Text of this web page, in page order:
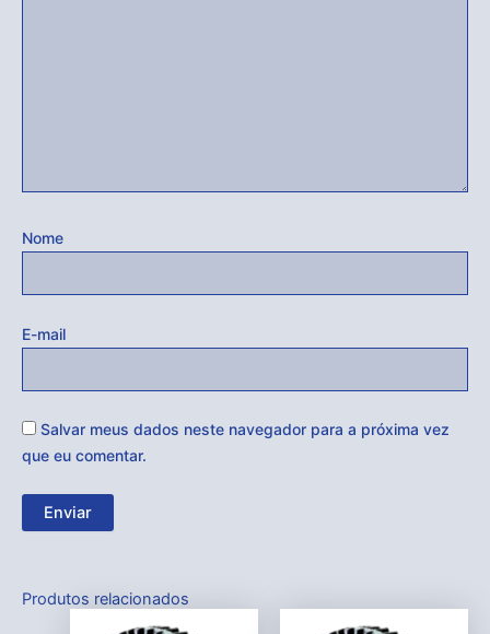
Nome
E-mail
Salvar meus dados neste navegador para a próxima vez
que eu comentar.
Produtos relacionados